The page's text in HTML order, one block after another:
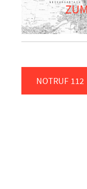
NOTRUF 112